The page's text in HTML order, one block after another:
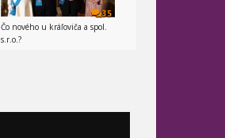
35
Čo nového u kráľoviča a spol.
s.r.o.?